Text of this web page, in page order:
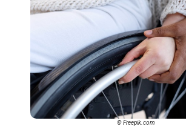
© Freepik.com